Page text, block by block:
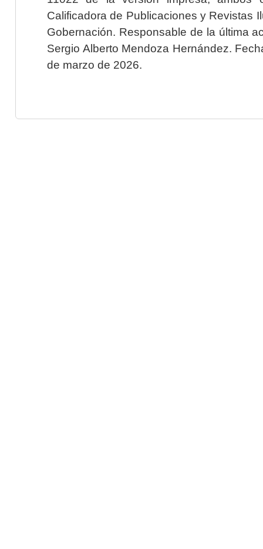
Calificadora de Publicaciones y Revistas
Gobernación. Responsable de la última
Sergio Alberto Mendoza Hernández.
de marzo de 2026.